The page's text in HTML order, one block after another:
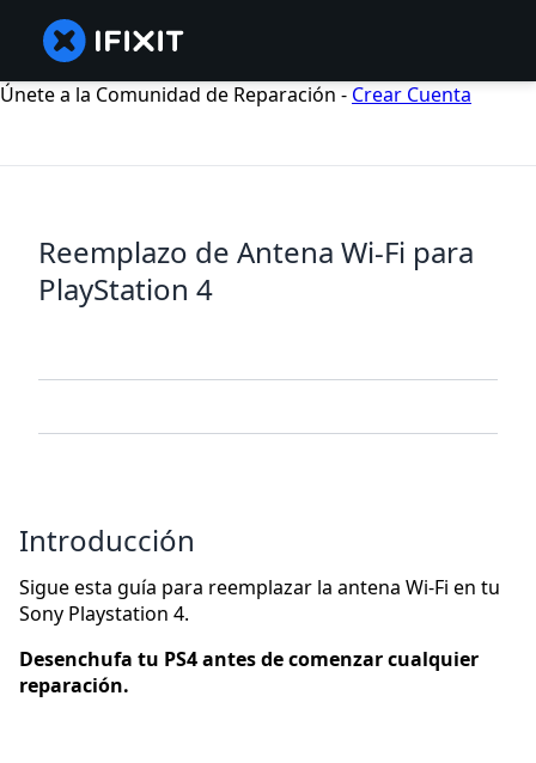
Únete a la Comunidad de Reparación - Crear Cuenta
Reemplazo de Antena Wi-Fi para
PlayStation 4
Introducción
Sigue esta guía para reemplazar la antena Wi-Fi en tu
Sony Playstation 4.
Desenchufa tu PS4 antes de comenzar cualquier
reparación.